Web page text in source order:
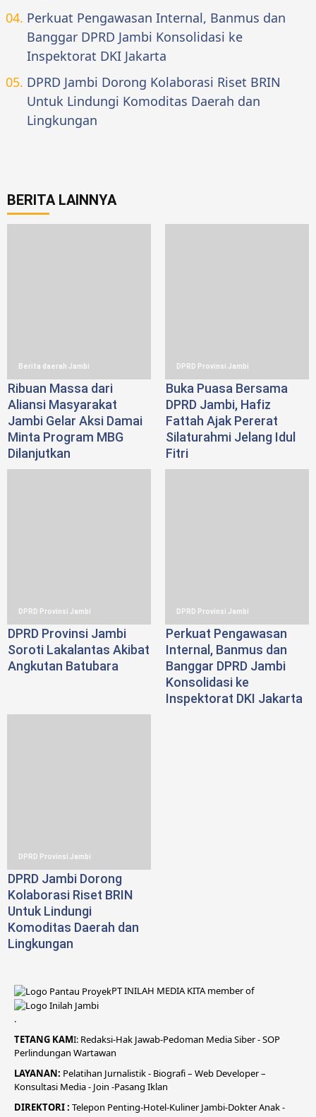
Perkuat Pengawasan Internal, Banmus dan
Banggar DPRD Jambi Konsolidasi ke
Inspektorat DKI Jakarta
DPRD Jambi Dorong Kolaborasi Riset BRIN
Untuk Lindungi Komoditas Daerah dan
Lingkungan
BERITA LAINNYA
Berita daerah Jambi
Ribuan Massa dari
Aliansi Masyarakat
Jambi Gelar Aksi Damai
Minta Program MBG
Dilanjutkan
DPRD Provinsi Jambi
Buka Puasa Bersama
DPRD Jambi, Hafiz
Fattah Ajak Pererat
Silaturahmi Jelang Idul
Fitri
DPRD Provinsi Jambi
DPRD Provinsi Jambi
Soroti Lakalantas Akibat
Angkutan Batubara
DPRD Provinsi Jambi
Perkuat Pengawasan
Internal, Banmus dan
Banggar DPRD Jambi
Konsolidasi ke
Inspektorat DKI Jakarta
DPRD Provinsi Jambi
DPRD Jambi Dorong
Kolaborasi Riset BRIN
Untuk Lindungi
Komoditas Daerah dan
Lingkungan
PT INILAH MEDIA KITA member of
.
TETANG KAMI: Redaksi-Hak Jawab-Pedoman Media Siber-SOP
Perlindungan Wartawan
LAYANAN: Pelatihan Jurnalistik - Biografi– Web Developer–
Konsultasi Media- Join -Pasang Iklan
DIREKTORI: Telepon Penting-Hotel-KulinerJambi-DokterAnak -